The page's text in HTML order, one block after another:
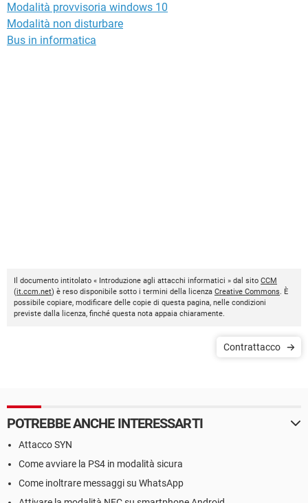
Modalità provvisoria windows 10
Modalità non disturbare
Bus in informatica
Il documento intitolato « Introduzione agli attacchi informatici » dal sito CCM
(it.ccm.net) è reso disponibile sotto i termini della licenza Creative Commons. È
possibile copiare, modificare delle copie di questa pagina, nelle condizioni
previste dalla licenza, finché questa nota appaia chiaramente.
Contrattacco
POTREBBE ANCHE INTERESSARTI
Attacco SYN
Come avviare la PS4 in modalità sicura
Come inoltrare messaggi su WhatsApp